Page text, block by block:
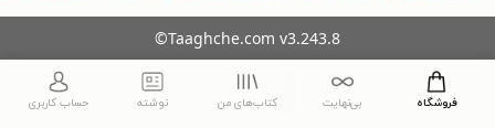
©Taaghche.com v3.243.8
فروشگاه بی‌نهایت کتاب‌های من نوشته حساب کاربری